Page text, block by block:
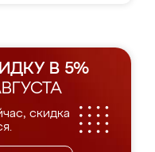
В 5%
скидка